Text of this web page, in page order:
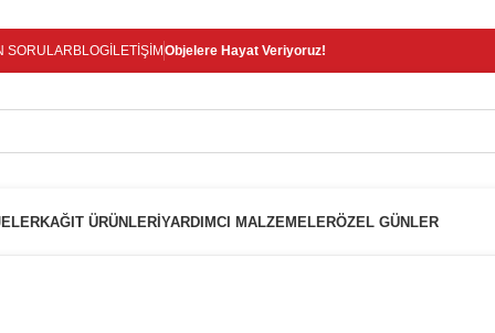
- 24 Ağustostarihleri arasında atölyemiz kapalıdır. 🛒 Sitemizden
itibarıyla sırayla kargolanacaktır. 🍒
SORULAR BLOG İLETIŞIM Objelere Hayat Veriyoruz!
KAĞIT ÜRÜNLERIYARDIMCI MALZEMELERÖZEL GÜNLER